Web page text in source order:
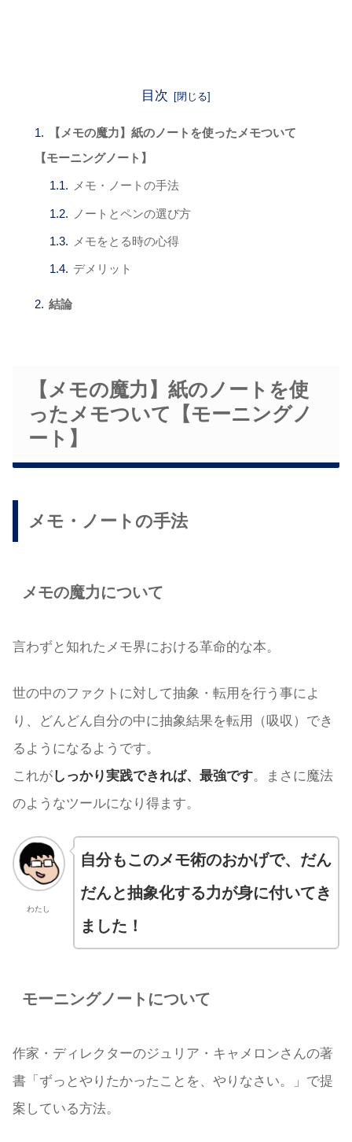
目次
【メモの魔力】紙のノートを使ったメモついて
【モーニングノート】
メモ・ノートの手法
ノートとペンの選び方
メモをとる時の心得
デメリット
結論
【メモの魔力】紙のノートを使
ったメモついて【モーニングノ
ート】
メモ・ノートの手法
メモの魔力について
言わずと知れたメモ界における革命的な本。
世の中のファクトに対して抽象・転用を行う事によ
り、どんどん自分の中に抽象結果を転用（吸収）でき
るようになるようです。
これがしっかり実践できれば、最強です。まさに魔法
のようなツールになり得ます。
わたし
自分もこのメモ術のおかげで、だん
だんと抽象化する力が身に付いてき
ました！
モーニングノートについて
作家・ディレクターのジュリア・キャメロンさんの著
書「ずっとやりたかったことを、やりなさい。」で提
案している方法。